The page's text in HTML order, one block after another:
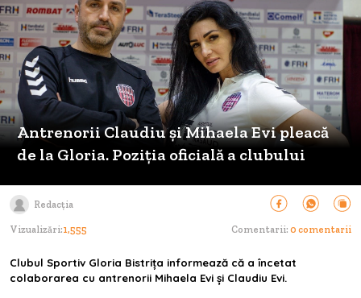
Antrenorii Claudiu și Mihaela Evi pleacă
de la Gloria. Poziția oficială a clubului
Redacția
Vizualizări:1,555 Comentarii: 0 comentarii
Clubul Sportiv Gloria Bistrița informează că a încetat
colaborarea cu antrenorii Mihaela Evi și Claudiu Evi.